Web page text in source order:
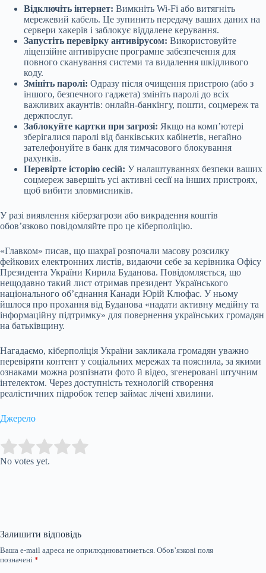
Відключіть інтернет: Вимкніть Wi-Fi або витягніть
мережевий кабель. Це зупинить передачу ваших даних на
сервери хакерів і заблокує віддалене керування.
Запустіть перевірку антивірусом: Використовуйте
ліцензійне антивірусне програмне забезпечення для
повного сканування системи та видалення шкідливого
коду.
Змініть паролі: Одразу після очищення пристрою (або з
іншого, безпечного гаджета) змініть паролі до всіх
важливих акаунтів: онлайн-банкінгу, пошти, соцмереж та
держпослуг.
Заблокуйте картки при загрозі: Якщо на комп’ютері
зберігалися паролі від банківських кабінетів, негайно
зателефонуйте в банк для тимчасового блокування
рахунків.
Перевірте історію сесій: У налаштуваннях безпеки ваших
соцмереж завершіть усі активні сесії на інших пристроях,
щоб вибити зловмисників.
У разі виявлення кіберзагрози або викрадення коштів
обов’язково повідомляйте про це кіберполіцію.
«Главком» писав, що шахраї розпочали масову розсилку
фейкових електронних листів, видаючи себе за керівника Офісу
Президента України Кирила Буданова. Повідомляється, що
нещодавно такий лист отримав президент Українського
національного об’єднання Канади Юрій Клюфас. У ньому
йшлося про прохання від Буданова «надати активну медійну та
інформаційну підтримку» для повернення українських громадян
на батьківщину.
Нагадаємо, кіберполіція України закликала громадян уважно
перевіряти контент у соціальних мережах та пояснила, за якими
ознаками можна розпізнати фото й відео, згенеровані штучним
інтелектом. Через доступність технологій створення
реалістичних підробок тепер займає лічені хвилини.
Джерело
Rate this item:
No votes yet.
Залишити відповідь
Ваша e-mail адреса не оприлюднюватиметься. Обов’язкові поля
позначені *